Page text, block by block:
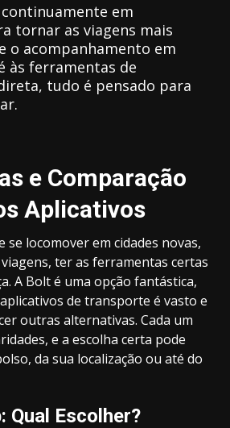
em
tornar as viagens mais
o acompanhamento em
às ferramentas de
tudo é pensado para
e Comparação
Aplicativos
se locomover em cidades novas,
ter as ferramentas certas
A Bolt é uma opção fantástica,
de transporte é vasto e
outras alternativas. Cada um
e a escolha certa pode
da sua localização ou até do
Qual Escolher?